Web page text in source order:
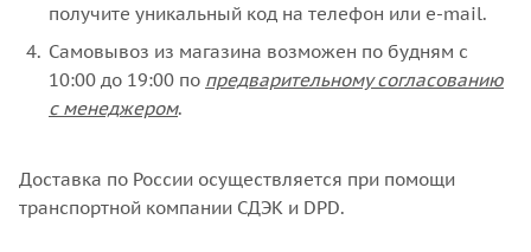
получите уникальный код на телефон или e-mail.
Самовывоз из магазина возможен по будням с
10:00 до 19:00 по предварительному согласованию
с менеджером.
Доставка по России осуществляется при помощи
транспортной компании СДЭК и DPD.